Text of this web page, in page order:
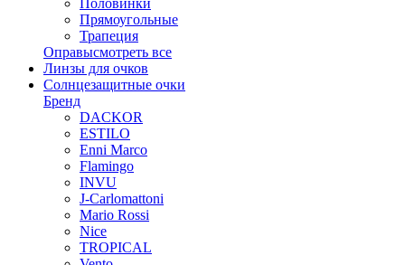
Прямоугольные
Трапеция
Оправысмотреть все
Линзы для очков
Солнцезащитные очки
Бренд
DACKOR
ESTILO
Enni Marco
Flamingo
INVU
J-Carlomattoni
Mario Rossi
Nice
TROPICAL